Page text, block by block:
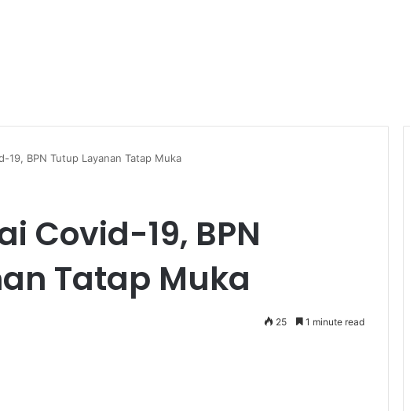
19, BPN Tutup Layanan Tatap Muka
Covid-19, BPN
Tatap Muka
25 1 minute read